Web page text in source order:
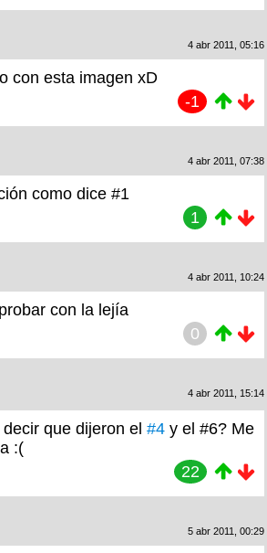
4 abr 2011, 05:16
con esta imagen xD
-1
4 abr 2011, 07:38
como dice #1
1
4 abr 2011, 10:24
con la lejía
0
4 abr 2011, 15:14
que dijeron el #4 y el #6? Me
:(
22
5 abr 2011, 00:29